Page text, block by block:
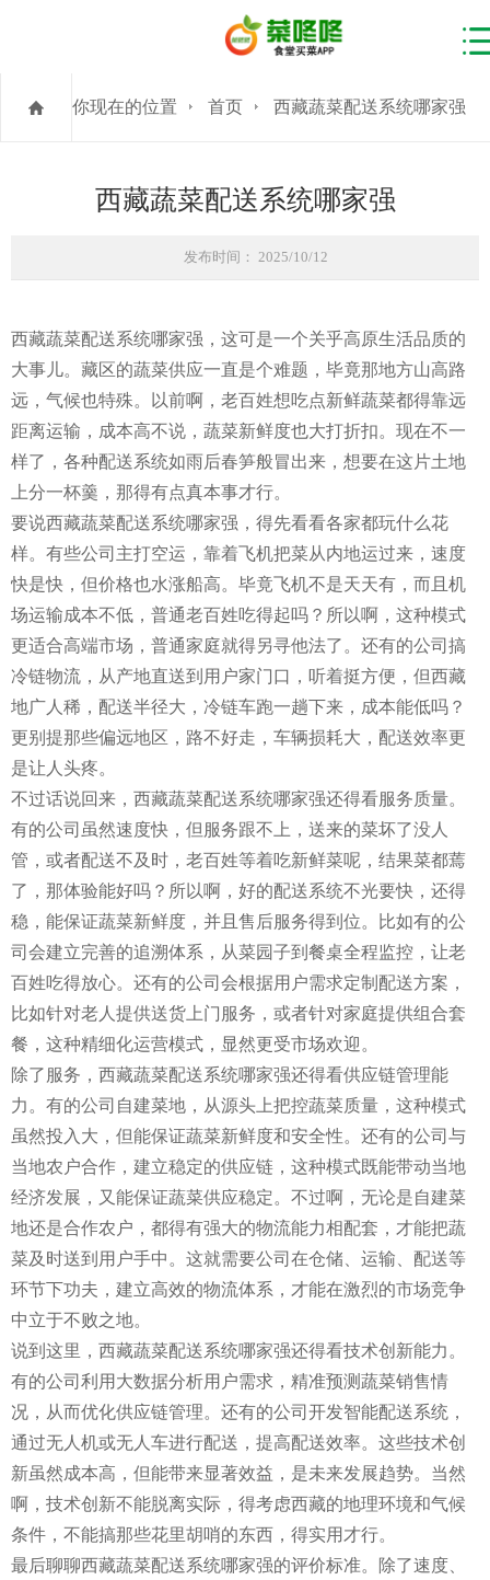
你现在的位置 首页 西藏蔬菜配送系统哪家强
西藏蔬菜配送系统哪家强
发布时间： 2025/10/12
西藏蔬菜配送系统哪家强，这可是一个关乎高原生活品质的
大事儿。藏区的蔬菜供应一直是个难题，毕竟那地方山高路
远，气候也特殊。以前啊，老百姓想吃点新鲜蔬菜都得靠远
距离运输，成本高不说，蔬菜新鲜度也大打折扣。现在不一
样了，各种配送系统如雨后春笋般冒出来，想要在这片土地
上分一杯羹，那得有点真本事才行。
要说西藏蔬菜配送系统哪家强，得先看看各家都玩什么花
样。有些公司主打空运，靠着飞机把菜从内地运过来，速度
快是快，但价格也水涨船高。毕竟飞机不是天天有，而且机
场运输成本不低，普通老百姓吃得起吗？所以啊，这种模式
更适合高端市场，普通家庭就得另寻他法了。还有的公司搞
冷链物流，从产地直送到用户家门口，听着挺方便，但西藏
地广人稀，配送半径大，冷链车跑一趟下来，成本能低吗？
更别提那些偏远地区，路不好走，车辆损耗大，配送效率更
是让人头疼。
不过话说回来，西藏蔬菜配送系统哪家强还得看服务质量。
有的公司虽然速度快，但服务跟不上，送来的菜坏了没人
管，或者配送不及时，老百姓等着吃新鲜菜呢，结果菜都蔫
了，那体验能好吗？所以啊，好的配送系统不光要快，还得
稳，能保证蔬菜新鲜度，并且售后服务得到位。比如有的公
司会建立完善的追溯体系，从菜园子到餐桌全程监控，让老
百姓吃得放心。还有的公司会根据用户需求定制配送方案，
比如针对老人提供送货上门服务，或者针对家庭提供组合套
餐，这种精细化运营模式，显然更受市场欢迎。
除了服务，西藏蔬菜配送系统哪家强还得看供应链管理能
力。有的公司自建菜地，从源头上把控蔬菜质量，这种模式
虽然投入大，但能保证蔬菜新鲜度和安全性。还有的公司与
当地农户合作，建立稳定的供应链，这种模式既能带动当地
经济发展，又能保证蔬菜供应稳定。不过啊，无论是自建菜
地还是合作农户，都得有强大的物流能力相配套，才能把蔬
菜及时送到用户手中。这就需要公司在仓储、运输、配送等
环节下功夫，建立高效的物流体系，才能在激烈的市场竞争
中立于不败之地。
说到这里，西藏蔬菜配送系统哪家强还得看技术创新能力。
有的公司利用大数据分析用户需求，精准预测蔬菜销售情
况，从而优化供应链管理。还有的公司开发智能配送系统，
通过无人机或无人车进行配送，提高配送效率。这些技术创
新虽然成本高，但能带来显著效益，是未来发展趋势。当然
啊，技术创新不能脱离实际，得考虑西藏的地理环境和气候
条件，不能搞那些花里胡哨的东西，得实用才行。
最后聊聊西藏蔬菜配送系统哪家强的评价标准。除了速度、